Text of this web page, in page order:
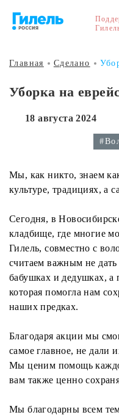
Главная Сделано
Уборка на
18 августа 2024
Мы, как никто, знаем
культуре, традициях, а
Сегодня, в
кладбище, где многие
Гилель, совместно с
считаем важным не
бабушках и дедушках,
которая помогла нам
наших предках.
Благодаря акции мы
самое главное, не дали
Мы ценим помощь
вам также ценно
Мы благодарны всем